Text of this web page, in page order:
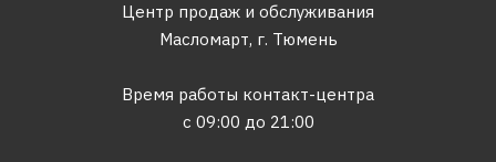
Центр продаж и обслуживания
Масломарт, г. Тюмень
Время работы контакт-центра
с 09:00 до 21:00